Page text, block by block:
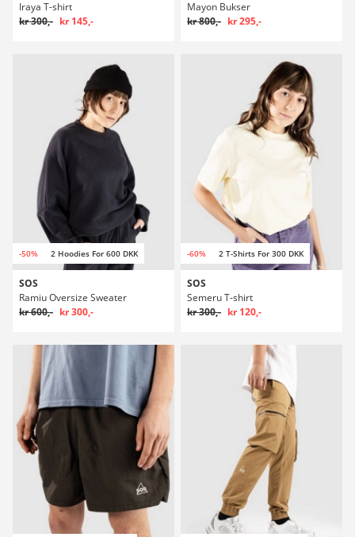
Iraya T-shirt
kr 300,- kr 145,-
Mayon Bukser
kr 800,- kr 295,-
-50% 2 Hoodies For 600 DKK
SOS
Ramiu Oversize Sweater
kr 600,- kr 300,-
-60% 2 T-Shirts For 300 DKK
SOS
Semeru T-shirt
kr 300,- kr 120,-